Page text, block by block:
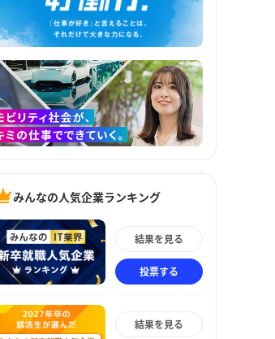
みんなの人気企業ランキング
結果を見る
投票する
結果を見る